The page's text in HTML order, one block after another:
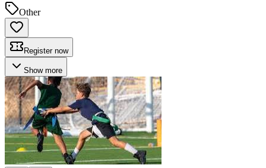
Other
Register now
Show more